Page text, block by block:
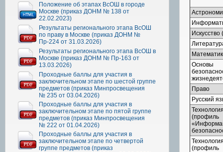
Положение об этапах ВсОШ в городе
Москве (приказ ДОНМ № 138 от
22.02.2023)
Результаты регионального этапа ВсОШ
по праву в Москве (приказ ДОНМ №
Пр-224 от 31.03.2026)
Результаты регионального этапа ВсОШ в
Москве (приказ ДОНМ № Пр-163 от
13.03.2026)
Проходные баллы для участия в
заключительном этапе по шестой группе
предметов (приказ Минпросвещения
№ 235 от 03.04.2026)
Проходные баллы для участия в
заключительном этапе по пятой группе
предметов (приказ Минпросвещения
№ 222 от 01.04.2026)
Проходные баллы для участия в
заключительном этапе по четвертой
группе предметов (приказ
Основы
Право
Русский
(профиль
(профиль